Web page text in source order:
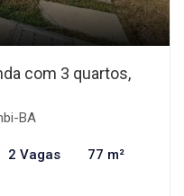
com 3 quartos,
BA
2 Vagas 77 m²